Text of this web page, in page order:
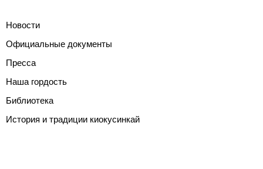
Новости
Официальные документы
Пресса
Наша гордость
Библиотека
История и традиции киокусинкай